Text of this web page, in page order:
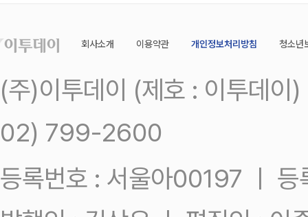
회사소개 이용약관 개인정보처리방침 청소년
(주)이투데이 (제호 : 이투데
02) 799-2600
등록번호 : 서울아00197 ㅣ